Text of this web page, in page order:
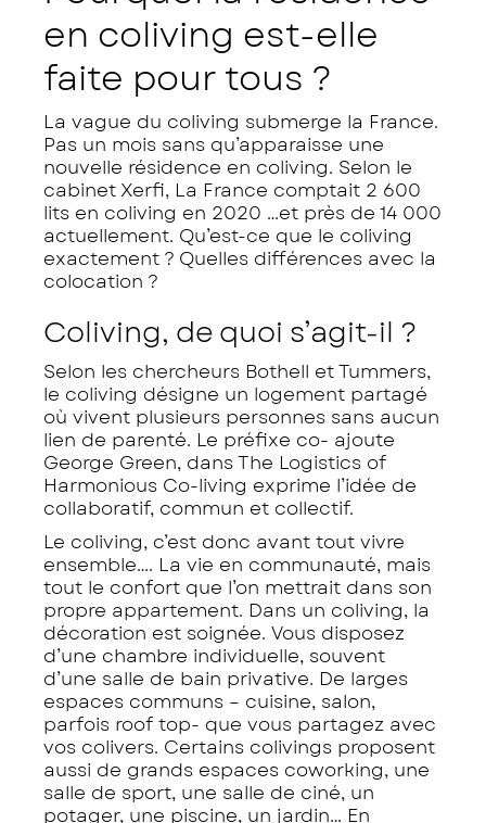
en coliving est-elle
faite pour tous ?
La vague du coliving submerge la France.
Pas un mois sans qu’apparaisse une
nouvelle résidence en coliving. Selon le
cabinet Xerfi, La France comptait 2 600
lits en coliving en 2020 …et près de 14 000
actuellement. Qu’est-ce que le coliving
exactement ? Quelles différences avec la
colocation ?
Coliving, de quoi s’agit-il ?
Selon les chercheurs Bothell et Tummers,
le coliving désigne un logement partagé
où vivent plusieurs personnes sans aucun
lien de parenté. Le préfixe co- ajoute
George Green, dansThe Logistics of
Harmonious Co-living exprime l’idée de
collaboratif, commun et collectif.
Le coliving, c’est donc avant tout vivre
ensemble…. La vie en communauté, mais
tout le confort que l’on mettrait dans son
propre appartement. Dans un coliving, la
décoration est soignée. Vous disposez
d’une chambre individuelle, souvent
d’une salle de bain privative. De larges
espaces communs – cuisine, salon,
parfois roof top- que vous partagez avec
vos colivers. Certains colivings proposent
aussi de grands espaces coworking, une
salle de sport, une salle de ciné, un
potager, une piscine, un jardin… En